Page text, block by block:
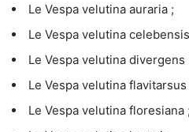
Le Vespa velutina auraria ;
Le Vespa velutina
Le Vespa velutina divergens
Le Vespa velutina flavitarsus
Le Vespa velutina floresiana ;